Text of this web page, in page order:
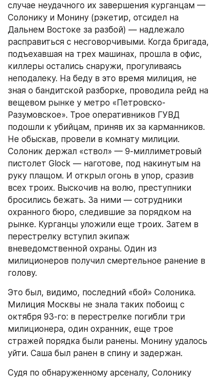
случае неудачного их завершения курганцам —
Солонику и Монину (рэкетир, отсидел на
Дальнем Востоке за разбой) — надлежало
расправиться с несговорчивыми. Когда бригада,
подъехавшая на трех машинах, прошла в офис,
киллеры остались снаружи, прогуливаясь
неподалеку. На беду в это время милиция, не
зная о бандитской разборке, проводила рейд на
вещевом рынке у метро «Петровско-
Разумовское». Трое оперативников ГУВД
подошли к убийцам, приняв их за карманников.
Не обыскав, провели в комнату милиции.
Солоник держал «ствол» — 9-миллиметровый
пистолет Glock — наготове, под накинутым на
руку плащом. И открыл огонь в упор, сразив
всех троих. Выскочив на волю, преступники
бросились бежать. За ними — сотрудники
охранного бюро, следившие за порядком на
рынке. Курганцы уложили еще троих. Затем в
перестрелку вступил экипаж
вневедомственной охраны. Один из
милиционеров получил смертельное ранение в
голову.
Это был, видимо, последний «бой» Солоника.
Милиция Москвы не знала таких побоищ с
октября 93-го: в перестрелке погибли три
милиционера, один охранник, еще трое
стражей порядка были ранены. Монину удалось
уйти. Саша был ранен в спину и задержан.
Судя по обнаруженному арсеналу, Солонику